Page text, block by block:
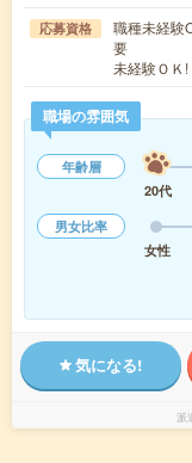
応募資格
職種未経験
要
未経験ＯＫ!
職場の雰囲気
年齢層
20代
男女比率
女性
気になる!
派